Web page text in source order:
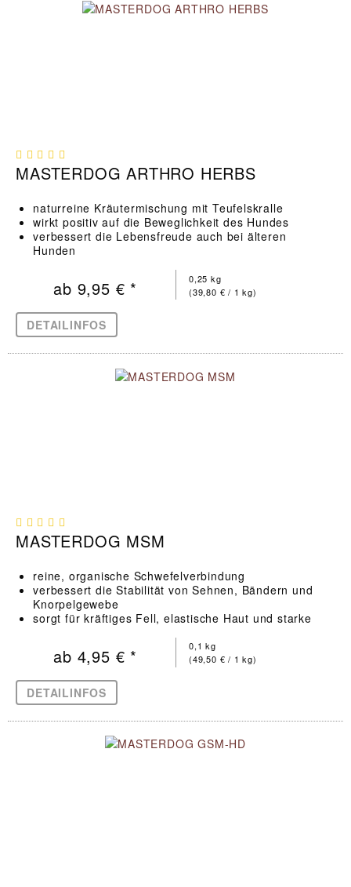
MASTERDOG ARTHRO HERBS
naturreine Kräutermischung mit Teufelskralle
wirkt positiv auf die Beweglichkeit des Hundes
verbessert die Lebensfreude auch bei älteren
Hunden
0,25 kg
(39,80 € / 1 kg)
ab 9,95 € *
DETAILINFOS
MASTERDOG MSM
reine, organische Schwefelverbindung
verbessert die Stabilität von Sehnen, Bändern und
Knorpelgewebe
sorgt für kräftiges Fell, elastische Haut und starke
0,1 kg
(49,50 € / 1 kg)
ab 4,95 € *
DETAILINFOS